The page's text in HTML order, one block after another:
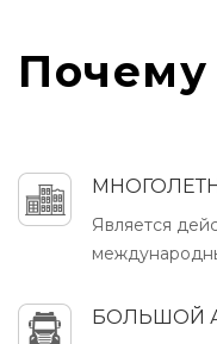
Является
БОЛЬШОЙ